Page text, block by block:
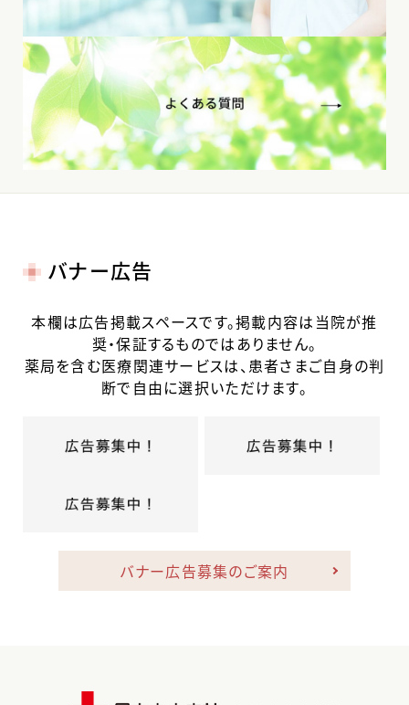
バナー広告
本欄は広告掲載スペースです。掲載内容は当院が推
奨・保証するものではありません。
薬局を含む医療関連サービスは、患者さまご自身の判
断で自由に選択いただけます。
バナー広告募集のご案内